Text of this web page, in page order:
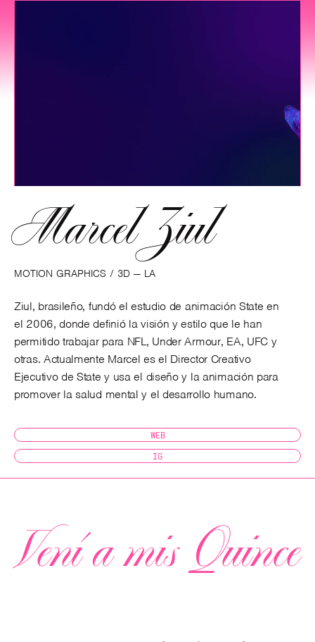
Marcel Ziul
MOTION GRAPHICS / 3D — LA
Ziul, brasileño, fundó el estudio de animación State en
el 2006, donde definió la visión y estilo que le han
permitido trabajar para NFL, Under Armour, EA, UFC y
otras. Actualmente Marcel es el Director Creativo
Ejecutivo de State y usa el diseño y la animación para
promover la salud mental y el desarrollo humano.
WEB
IG
Vení a mis Quince